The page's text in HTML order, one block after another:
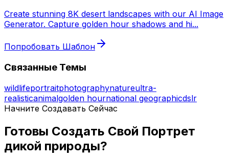
Create stunning 8K desert landscapes with our AI Image
Generator. Capture golden hour shadows and hi...
Попробовать Шаблон
Связанные Темы
wildlifeportraitphotographynatureultra-
realisticanimalgolden hournational geographicdslr
Начните Создавать Сейчас
Готовы Создать Свой Портрет
дикой природы?